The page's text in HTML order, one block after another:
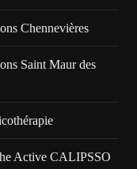
Chennevières
Saint Maur des
Active CALIPSSO